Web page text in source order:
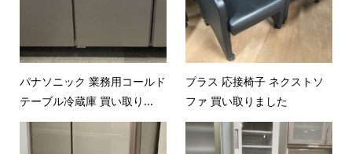
パナソニック 業務用コールド
テーブル冷蔵庫 買い取り...
プラス 応接椅子 ネクストソ
ファ 買い取りました